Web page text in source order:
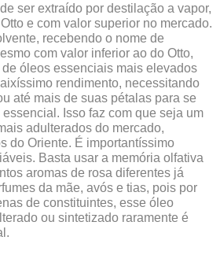
ser extraído por destilação a vapor,
e com valor superior no mercado.
recebendo o nome de
com valor inferior ao do Otto,
óleos essenciais mais elevados
rendimento, necessitando
até mais de suas pétalas para se
Isso faz com que seja um
adulterados do mercado,
do Oriente. É importantíssimo
Basta usar a memória olfativa
aromas de rosa diferentes já
da mãe, avós e tias, pois por
de constituintes, esse óleo
ou sintetizado raramente é